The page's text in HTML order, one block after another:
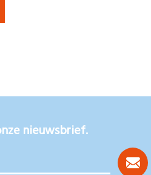
nieuwsbrief.